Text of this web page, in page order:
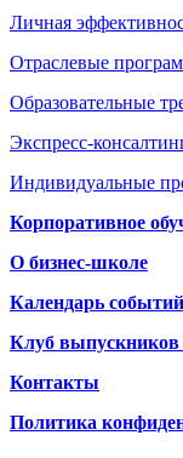
Личная
Отраслевые
Образовательные
Экспресс-
Индивидуальные
Корпоративное
О бизнес-школе
Календарь событий
Клуб
Контакты
Политика